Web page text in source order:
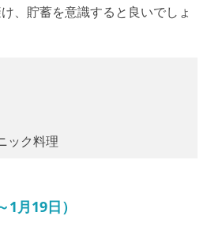
、貯蓄を意識すると良いでしょ
ック料理
月19日）